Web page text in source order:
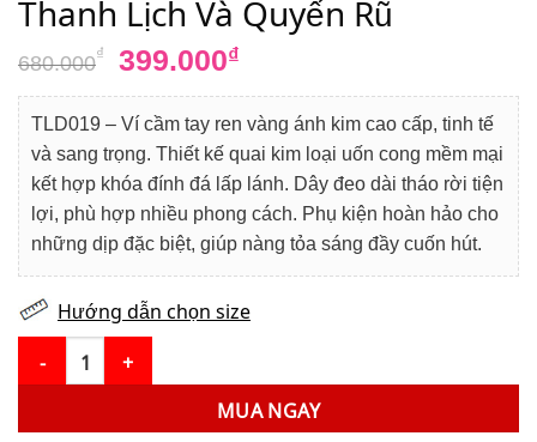
680.000₫
Giá
là:
680.000₫.
399.000₫
tại
là:
399.000₫.
TLD019 – Ví cầm tay ren vàng ánh kim cao cấp, tinh tế
và sang trọng. Thiết kế quai kim loại uốn cong mềm mại
kết hợp khóa đính đá lấp lánh. Dây đeo dài tháo rời tiện
lợi, phù hợp nhiều phong cách. Phụ kiện hoàn hảo cho
những dịp đặc biệt, giúp nàng tỏa sáng đầy cuốn hút.
Hướng dẫn chọn size
TLD019 – Ví Ren Vàng Ánh Kim Thanh Lịch Và Quyến Rũ số
MUA NGAY